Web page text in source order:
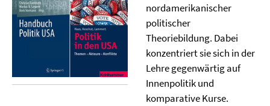
nordamerikanischer
politischer
Theoriebildung. Dabei
konzentriert sie sich in der
Lehre gegenwärtig auf
Innenpolitik und
komparative Kurse.